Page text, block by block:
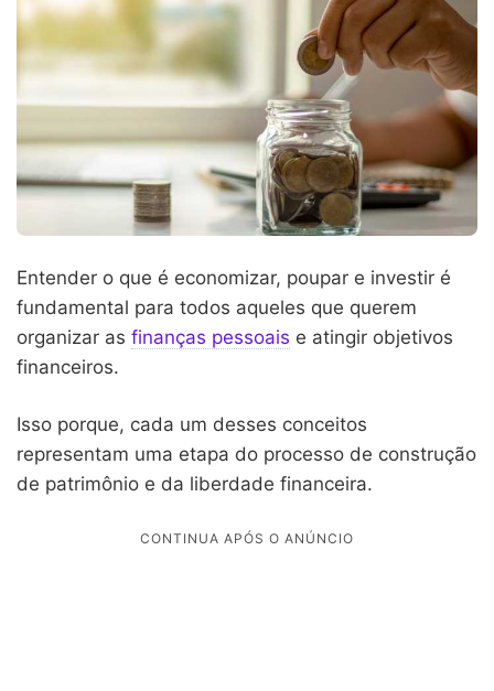
Entender o que é economizar, poupar e investir é
fundamental para todos aqueles que querem
organizar as finanças pessoais e atingir objetivos
financeiros.
Isso porque, cada um desses conceitos
representam uma etapa do processo de construção
de patrimônio e da liberdade financeira.